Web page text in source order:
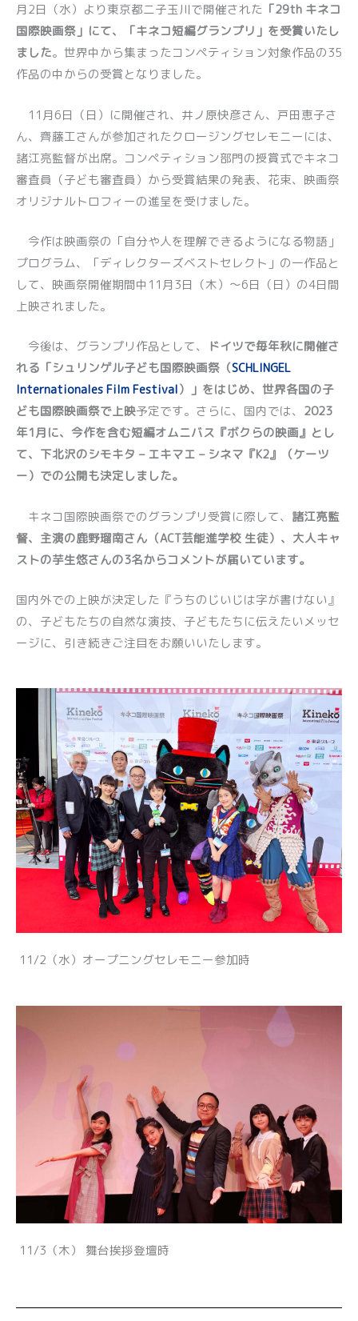
月2日（水）より東京都二子玉川で開催された 「29th キネコ
国際映画祭」にて、「キネコ短編グランプリ」を受賞いたし
ました。世界中から集まったコンペティション対象作品の35
作品の中からの受賞となりました。
11月6日（日）に開催され、井ノ原快彦さん、戸田恵子さ
ん、齊藤工さんが参加されたクロージングセレモニーには、
諸江亮監督が出席。コンペティション部門の授賞式でキネコ
審査員（子ども審査員）から受賞結果の発表、花束、映画祭
オリジナルトロフィーの進呈を受けました。
今作は映画祭の「自分や人を理解できるようになる物語」
プログラム、「ディレクターズベストセレクト」の一作品と
して、映画祭開催期間中11月3日（木）〜6日（日）の4日間
上映されました。
今後は、グランプリ作品として、
ドイツで毎年秋に開催さ
れる「シュリンゲル子ども国際映画祭（SCHLINGEL
Internationales Film Festival）」をはじめ、世界各国の子
ども国際映画祭で上映予定です。さらに、国内では、 2023
年1月に、今作を含む短編オムニバス『ボクらの映画』とし
て、下北沢のシモキタ – エキマエ – シネマ『K2』（ケーツ
ー）での公開も決定しました。
キネコ国際映画祭でのグランプリ受賞に際して、 諸江亮監
督、主演の鹿野瑠南さん（ACT芸能進学校 生徒）、大人キャ
ストの芋生悠さんの3名からコメントが届いています。
国内外での上映が決定した『うちのじいじは字が書けない』
の、子どもたちの自然な演技、子どもたちに伝えたいメッセ
ージに、引き続きご注目をお願いいたします。
11/2（水）オープニングセレモニー参加時
11/3（木） 舞台挨拶登壇時